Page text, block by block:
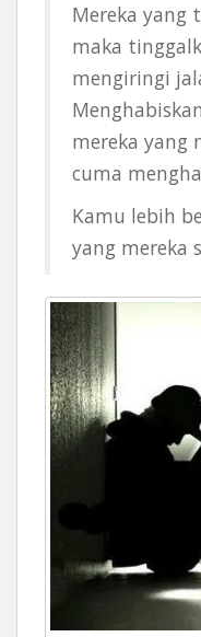
Mereka yang
maka
mengiringi
mereka yang
cuma
Kamu lebih
yang mereka